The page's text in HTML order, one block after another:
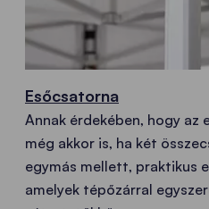
Esőcsatorna
Annak érdekében, hogy az
még akkor is, ha két
egymás mellett, praktikus
amelyek tépőzárral